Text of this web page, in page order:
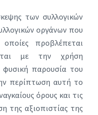
των συλλογικών
οργάνων που
οποίες προβλέπεται
με την χρήση
παρουσία του
περίπτωση αυτή το
όρους και τις
της αξιοπιστίας της